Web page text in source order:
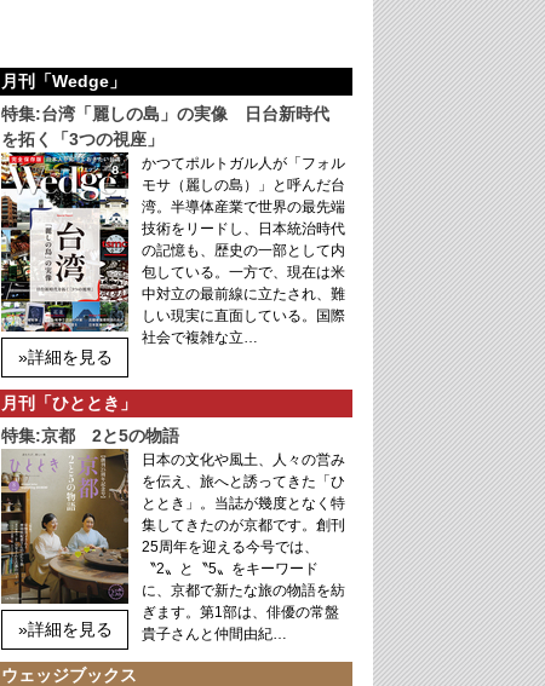
月刊「Wedge」
特集:台湾「麗しの島」の実像 日台新時代
を拓く「3つの視座」
»詳細を見る
かつてポルトガル人が「フォル
モサ（麗しの島）」と呼んだ台
湾。半導体産業で世界の最先端
技術をリードし、日本統治時代
の記憶も、歴史の一部として内
包している。一方で、現在は米
中対立の最前線に立たされ、難
しい現実に直面している。国際
社会で複雑な立…
月刊「ひととき」
特集:京都 2と5の物語
»詳細を見る
日本の文化や風土、人々の営み
を伝え、旅へと誘ってきた「ひ
ととき」。当誌が幾度となく特
集してきたのが京都です。創刊
25周年を迎える今号では、
〝2〟と〝5〟をキーワード
に、京都で新たな旅の物語を紡
ぎます。第1部は、俳優の常盤
貴子さんと仲間由紀…
ウェッジブックス